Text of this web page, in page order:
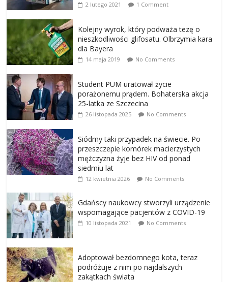
2 lutego 2021 1 Comment
Kolejny wyrok, który podważa tezę o
nieszkodliwości glifosatu. Olbrzymia kara
dla Bayera
14 maja 2019 No Comments
Student PUM uratował życie
porażonemu prądem. Bohaterska akcja
25-latka ze Szczecina
26 listopada 2025 No Comments
Siódmy taki przypadek na świecie. Po
przeszczepie komórek macierzystych
mężczyzna żyje bez HIV od ponad
siedmiu lat
12 kwietnia 2026 No Comments
Gdańscy naukowcy stworzyli urządzenie
wspomagające pacjentów z COVID-19
10 listopada 2021 No Comments
Adoptował bezdomnego kota, teraz
podróżuje z nim po najdalszych
zakątkach świata